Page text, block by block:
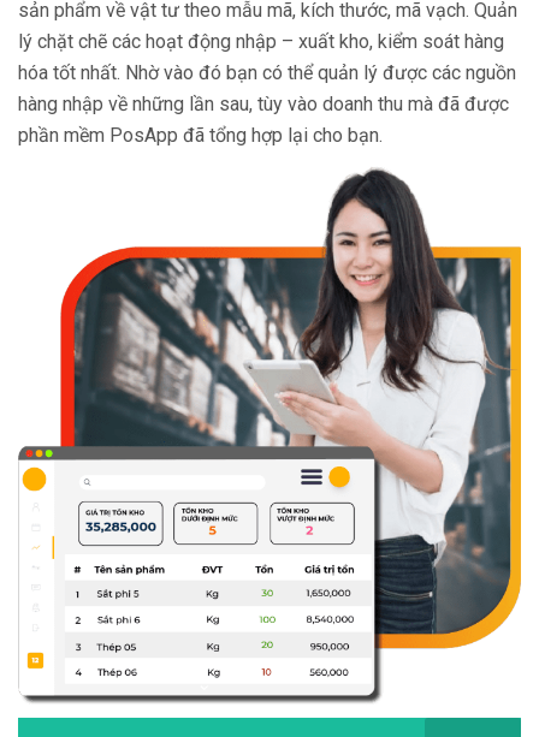
sản phẩm về vật tư theo mẫu mã, kích thước, mã vạch. Quản
lý chặt chẽ các hoạt động nhập – xuất kho, kiểm soát hàng
hóa tốt nhất. Nhờ vào đó bạn có thể quản lý được các nguồn
hàng nhập về những lần sau, tùy vào doanh thu mà đã được
phần mềm PosApp đã tổng hợp lại cho bạn.